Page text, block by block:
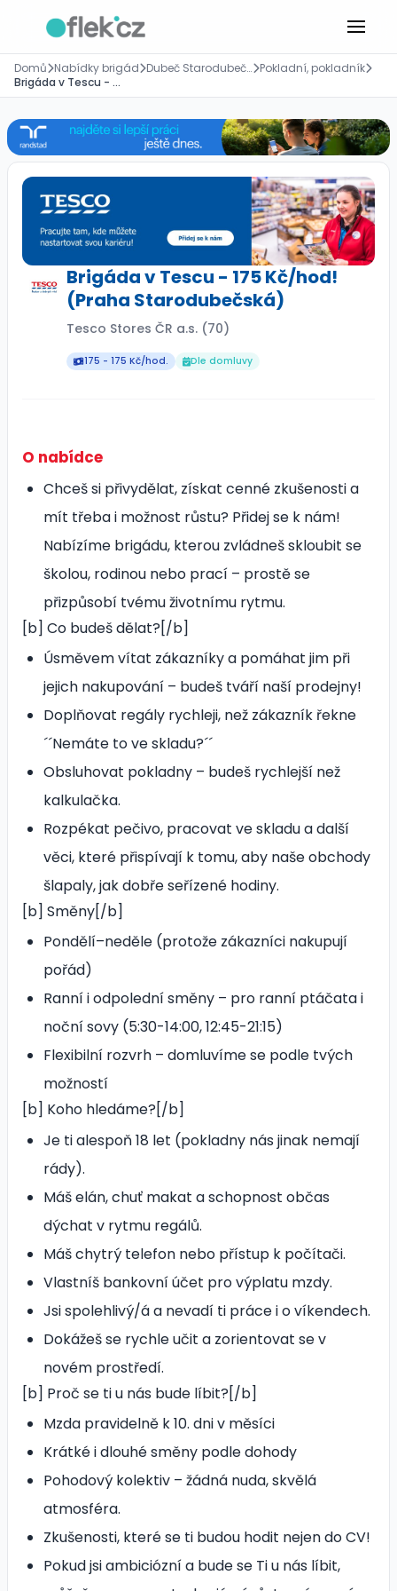
Domů Nabídky brigád Dubeč Starodubečská 16/400, Praha Pokladní, pokladník
Brigáda v Tescu - 175 Kč/hod! (Praha Starodubečská)
Brigáda v Tescu - 175 Kč/hod!
(Praha Starodubečská)
Tesco Stores ČR a.s. (70)
175 - 175 Kč/hod. Dle domluvy
O nabídce
Chceš si přivydělat, získat cenné zkušenosti a
mít třeba i možnost růstu? Přidej se k nám!
Nabízíme brigádu, kterou zvládneš skloubit se
školou, rodinou nebo prací – prostě se
přizpůsobí tvému životnímu rytmu.
[b] Co budeš dělat?[/b]
Úsměvem vítat zákazníky a pomáhat jim při
jejich nakupování – budeš tváří naší prodejny!
Doplňovat regály rychleji, než zákazník řekne
´´Nemáte to ve skladu?´´
Obsluhovat pokladny – budeš rychlejší než
kalkulačka.
Rozpékat pečivo, pracovat ve skladu a další
věci, které přispívají k tomu, aby naše obchody
šlapaly, jak dobře seřízené hodiny.
[b] Směny[/b]
Pondělí–neděle (protože zákazníci nakupují
pořád)
Ranní i odpolední směny – pro ranní ptáčata i
noční sovy (5:30-14:00, 12:45-21:15)
Flexibilní rozvrh – domluvíme se podle tvých
možností
[b] Koho hledáme?[/b]
Je ti alespoň 18 let (pokladny nás jinak nemají
rády).
Máš elán, chuť makat a schopnost občas
dýchat v rytmu regálů.
Máš chytrý telefon nebo přístup k počítači.
Vlastníš bankovní účet pro výplatu mzdy.
Jsi spolehlivý/á a nevadí ti práce i o víkendech.
Dokážeš se rychle učit a zorientovat se v
novém prostředí.
[b] Proč se ti u nás bude líbit?[/b]
Mzda pravidelně k 10. dni v měsíci
Krátké i dlouhé směny podle dohody
Pohodový kolektiv – žádná nuda, skvělá
atmosféra.
Zkušenosti, které se ti budou hodit nejen do CV!
Pokud jsi ambiciózní a bude se Ti u nás líbit,